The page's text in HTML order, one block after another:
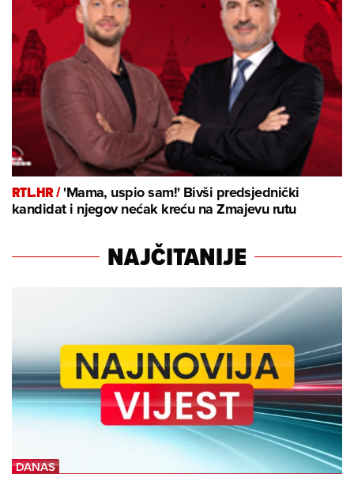
RTL.HR /'Mama, uspio sam!' Bivši predsjednički
kandidat i njegov nećak kreću na Zmajevu rutu
NAJČITANIJE